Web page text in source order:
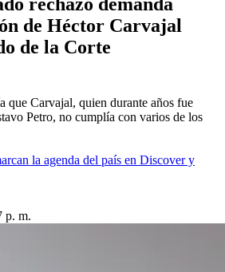
de Héctor Carvajal
de la Corte
que Carvajal, quien durante años fue
Petro, no cumplía con varios de los
la agenda del país en Discover y
p. m.